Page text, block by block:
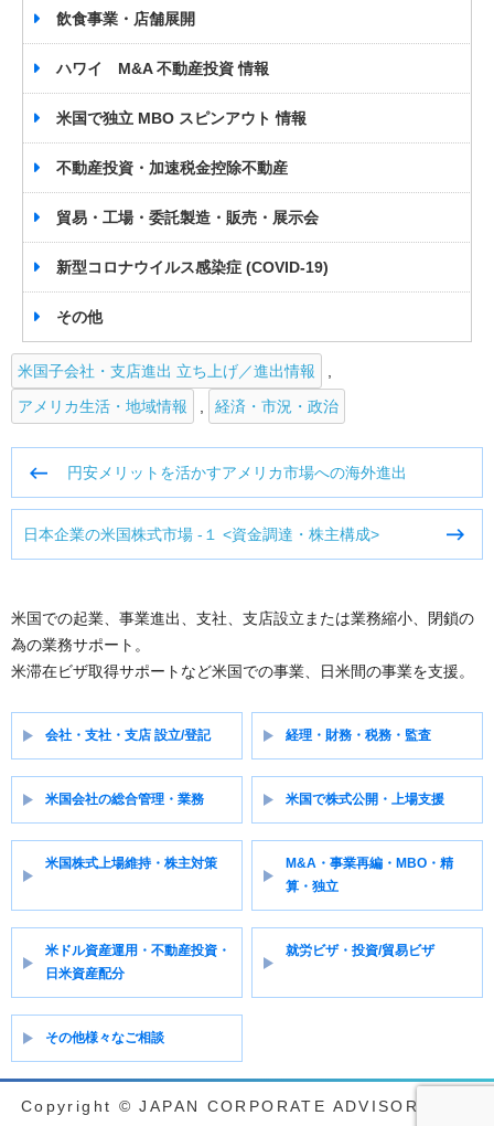
飲食事業・店舗展開
ハワイ M&A 不動産投資 情報
米国で独立 MBO スピンアウト 情報
不動産投資・加速税金控除不動産
貿易・工場・委託製造・販売・展示会
新型コロナウイルス感染症 (COVID-19)
その他
米国子会社・支店進出 立ち上げ／進出情報
,
アメリカ生活・地域情報
, 経済・市況・政治
ナ
ゲ
シ
ョ
ン
円安メリットを活かすアメリカ市場への海外進出
日本企業の米国株式市場 -１ <資金調達・株主構成>
米国での起業、事業進出、支社、支店設立または業務縮小、閉鎖の
為の業務サポート。
米滞在ビザ取得サポートなど米国での事業、日米間の事業を支援。
会社・支社・支店 設立/登記 経理・財務・税務・監査
米国会社の総合管理・業務 米国で株式公開・上場支援
米国株式上場維持・株主対策
M&A・事業再編・MBO・精
算・独立
米ドル資産運用・不動産投資・
日米資産配分
就労ビザ・投資/貿易ビザ
その他様々なご相談
Copyright © JAPAN CORPORATE ADVISORY ALL